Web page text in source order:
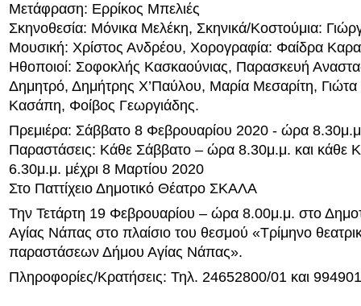
Μετάφραση: Ερρίκος Μπελιές
Σκηνοθεσία: Μόνικα Μελέκη, Σκηνικά/Κοστούμια:
Μουσική: Χρίστος Ανδρέου, Χορογραφία: Φαίδρα
Ηθοποιοί: Σοφοκλής Κασκαούνιας, Παρασκευή
Δημητρό, Δημήτρης Χ’Παύλου, Μαρία Μεσαρίτη, Γιώτα
Κασάπη, Φοίβος Γεωργιάδης.
Πρεμιέρα: Σάββατο 8 Φεβρουαρίου 2020 - ώρα
Παραστάσεις: Κάθε Σάββατο – ώρα 8.30μ.μ. και κάθε
6.30μ.μ. μέχρι 8 Μαρτίου 2020
Στο Παττίχειο Δημοτικό Θέατρο ΣΚΑΛΑ
Την Τετάρτη 19 Φεβρουαρίου – ώρα 8.00μ.μ. στο
Αγίας Νάπας στο πλαίσιο του θεσμού «Τρίμηνο
παραστάσεων Δήμου Αγίας Νάπας».
Πληροφορίες/Κρατήσεις: Τηλ. 24652800/01 και